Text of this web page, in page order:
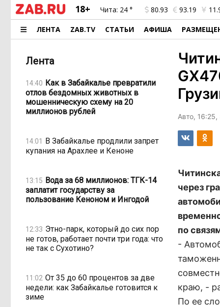
18+ Чита: 24 ° 80.93 93.19
ЛЕНТА ZAB.TV СТАТЬИ АФИША
Лента
14:40 Как в Забайкалье превратили
отлов бездомных животных в
мошенническую схему на 20
миллионов рублей
14:01 В Забайкалье продлили запрет
купания на Арахлее и Кеноне
13:15 Вода за 68 миллионов: ТГК-14
заплатит государству за
пользование Кеноном и Ингодой
12:33 Этно-парк, который до сих пор
не готов, работает почти три года: что
не так с Сухотино?
11:02 От 35 до 60 процентов за две
недели: как Забайкалье готовится к
зиме
Авто,
через
по
-
краю, -
По ее